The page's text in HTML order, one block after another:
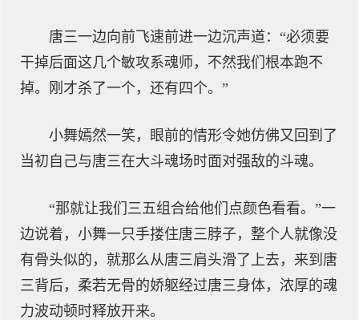
唐三一边向前飞速前进一边沉声道：“必须要
干掉后面这几个敏攻系魂师，不然我们根本跑不
掉。刚才杀了一个，还有四个。”
小舞嫣然一笑，眼前的情形令她仿佛又回到了
当初自己与唐三在大斗魂场时面对强敌的斗魂。
“那就让我们三五组合给他们点颜色看看。”一
边说着，小舞一只手搂住唐三脖子，整个人就像没
有骨头似的，就那么从唐三肩头滑了上去，来到唐
三背后，柔若无骨的娇躯经过唐三身体，浓厚的魂
力波动顿时释放开来。